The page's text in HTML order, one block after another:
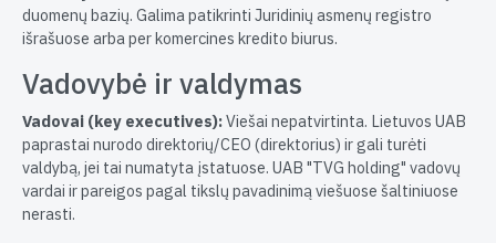
duomenų bazių. Galima patikrinti Juridinių asmenų registro
išrašuose arba per komercines kredito biurus.
Vadovybė ir valdymas
Vadovai (key executives):Viešai nepatvirtinta. Lietuvos UAB
paprastai nurodo direktorių/CEO (direktorius) ir gali turėti
valdybą, jei tai numatyta įstatuose. UAB "TVG holding" vadovų
vardai ir pareigos pagal tikslų pavadinimą viešuose šaltiniuose
nerasti.